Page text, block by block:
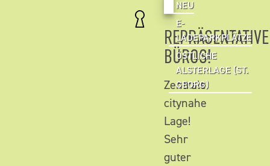
NEU
E-
LADEPARKPLÄTZE
ÖSTLICHE
ALSTERLAGE (ST.
GEORG)
REPRÄSENTATIVE
BÜROS!
Zentrale
citynahe
Lage!
Sehr
guter